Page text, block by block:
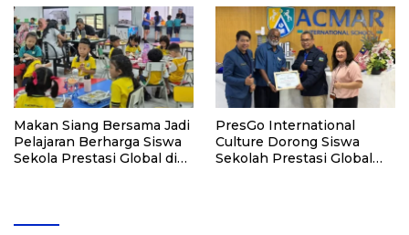
Makan Siang Bersama Jadi
Pelajaran Berharga Siswa
Sekola Prestasi Global di
PresGo International
Culture Dorong Siswa
Sekolah Prestasi Global